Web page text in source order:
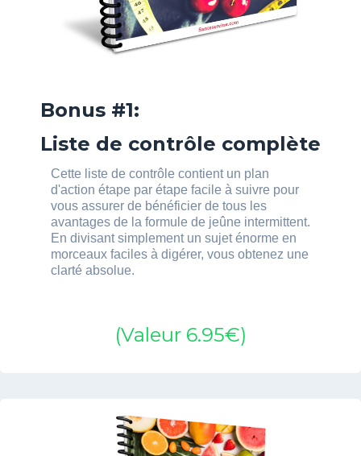
Bonus #1:
Liste de contrôle complète
Cette liste de contrôle contient un plan
d'action étape par étape facile à suivre pour
vous assurer de bénéficier de tous les
avantages de la formule de jeûne intermittent.
En divisant simplement un sujet énorme en
morceaux faciles à digérer, vous obtenez une
clarté absolue.
(Valeur 6.95€)